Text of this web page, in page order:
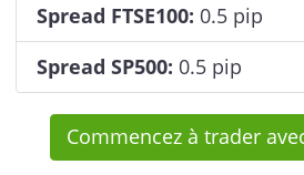
Spread FTSE100: 0.5 pip
Spread SP500: 0.5 pip
Commencez à trader